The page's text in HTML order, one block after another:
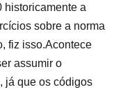
historicamente a
sobre a norma
fiz isso.Acontece
assumir o
já que os códigos